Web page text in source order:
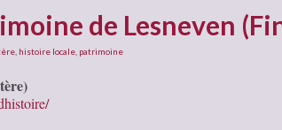
de Lesneven
histoire locale patrimoine